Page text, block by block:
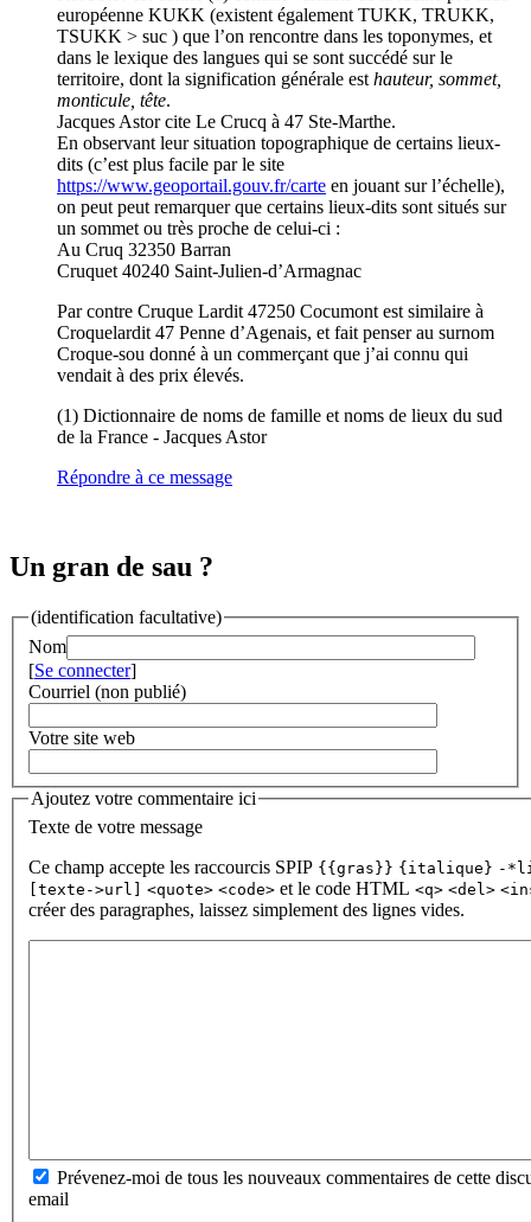
européenne KUKK (existent également TUKK, TRUKK,
TSUKK > suc ) que l’on rencontre dans les toponymes, et
dans le lexique des langues qui se sont succédé sur le
territoire, dont la signification générale est hauteur, sommet,
monticule, tête.
Jacques Astor cite Le Crucq à 47 Ste-Marthe.
En observant leur situation topographique de certains lieux-
dits (c’est plus facile par le site
https://www.geoportail.gouv.fr/carte en jouant sur l’échelle),
on peut peut remarquer que certains lieux-dits sont situés sur
un sommet ou très proche de celui-ci :
Au Cruq 32350 Barran
Cruquet 40240 Saint-Julien-d’Armagnac
Par contre Cruque Lardit 47250 Cocumont est similaire à
Croquelardit 47 Penne d’Agenais, et fait penser au surnom
Croque-sou donné à un commerçant que j’ai connu qui
vendait à des prix élevés.
(1) Dictionnaire de noms de famille et noms de lieux du sud
de la France - Jacques Astor
Répondre à ce message
Un gran de sau ?
(identification facultative)
Nom
[Se connecter]
Courriel (non publié)
Votre site web
Ajoutez votre commentaire ici
Texte de votre message
Ce champ accepte les raccourcis SPIP {{gras}} {italique} -
[texte->url] <quote> <code> et le code HTML <q> <del>
créer des paragraphes, laissez simplement des lignes vides.
Prévenez-moi de tous les nouveaux commentaires de cette
email